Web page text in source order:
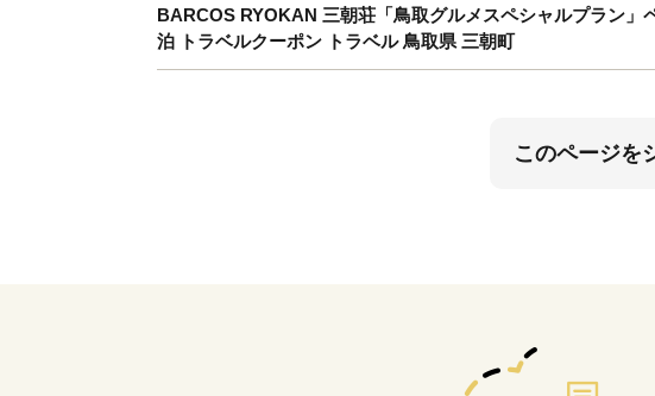
BARCOS RYOKAN 三朝荘「鳥取グルメスペシャルプラン」
泊 トラベルクーポン トラベル 鳥取県 三朝町
このページを